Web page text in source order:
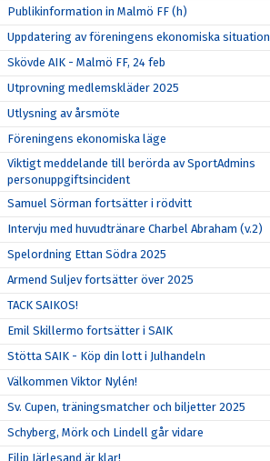
Publikinformation in Malmö FF (h)
Uppdatering av föreningens ekonomiska situation
Skövde AIK - Malmö FF, 24 feb
Utprovning medlemskläder 2025
Utlysning av årsmöte
Föreningens ekonomiska läge
Viktigt meddelande till berörda av SportAdmins
personuppgiftsincident
Samuel Sörman fortsätter i rödvitt
Intervju med huvudtränare Charbel Abraham (v.2)
Spelordning Ettan Södra 2025
Armend Suljev fortsätter över 2025
TACK SAIKOS!
Emil Skillermo fortsätter i SAIK
Stötta SAIK - Köp din lott i Julhandeln
Välkommen Viktor Nylén!
Sv. Cupen, träningsmatcher och biljetter 2025
Schyberg, Mörk och Lindell går vidare
Filip Järlesand är klar!